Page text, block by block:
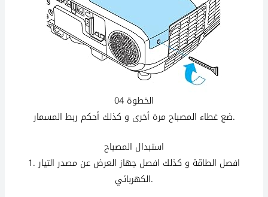
الخطوة 04
ضع غطاء المصباح مرة أخرى و كذلك أحكم ربط المسمار.
استبدال المصباح
1. افصل الطاقة و كذلك افصل جهاز العرض عن مصدر التيار
الكهربائي.